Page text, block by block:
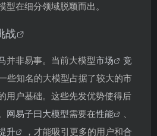
在细分领域脱颖而出。
战
并非易事。当前大模型市场
竞
些知名的大模型占据了较大的市
用户基础。这些先发优势使得后
网易子曰大模型需要在性能
、
升 ，才能吸引更多的用户和合